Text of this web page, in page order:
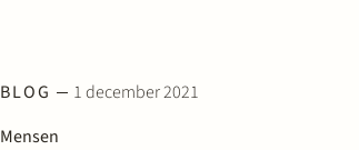
BLOG
1 december 2021
Mensen